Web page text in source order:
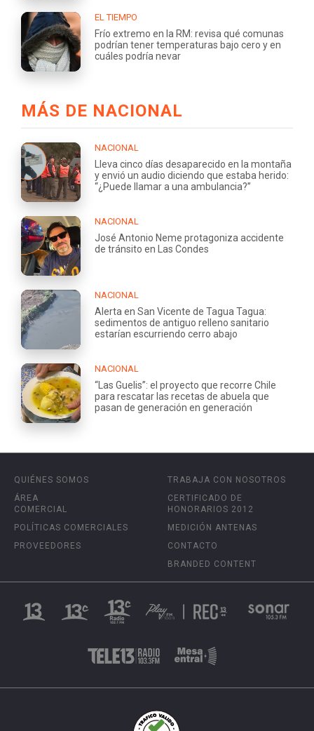
EL TIEMPO
Frío extremo en la RM: revisa qué comunas
podrían tener temperaturas bajo cero y en
cuáles podría nevar
MÁS DE NACIONAL
NACIONAL
Lleva cinco días desaparecido en la montaña
y envió un audio diciendo que estaba herido:
“¿Puede llamar a una ambulancia?”
NACIONAL
José Antonio Neme protagoniza accidente
de tránsito en Las Condes
NACIONAL
Alerta en San Vicente de Tagua Tagua:
sedimentos de antiguo relleno sanitario
estarían escurriendo cerro abajo
NACIONAL
“Las Guelis”: el proyecto que recorre Chile
para rescatar las recetas de abuela que
pasan de generación en generación
QUIÉNES SOMOS
ÁREA
COMERCIAL
POLÍTICAS COMERCIALES
PROVEEDORES
TRABAJA CON NOSOTROS
CERTIFICADO DE
HONORARIOS 2012
MEDICIÓN ANTENAS
CONTACTO
BRANDED CONTENT